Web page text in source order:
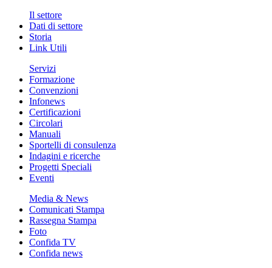
Il settore
Dati di settore
Storia
Link Utili
Servizi
Formazione
Convenzioni
Infonews
Certificazioni
Circolari
Manuali
Sportelli di consulenza
Indagini e ricerche
Progetti Speciali
Eventi
Media & News
Comunicati Stampa
Rassegna Stampa
Foto
Confida TV
Confida news